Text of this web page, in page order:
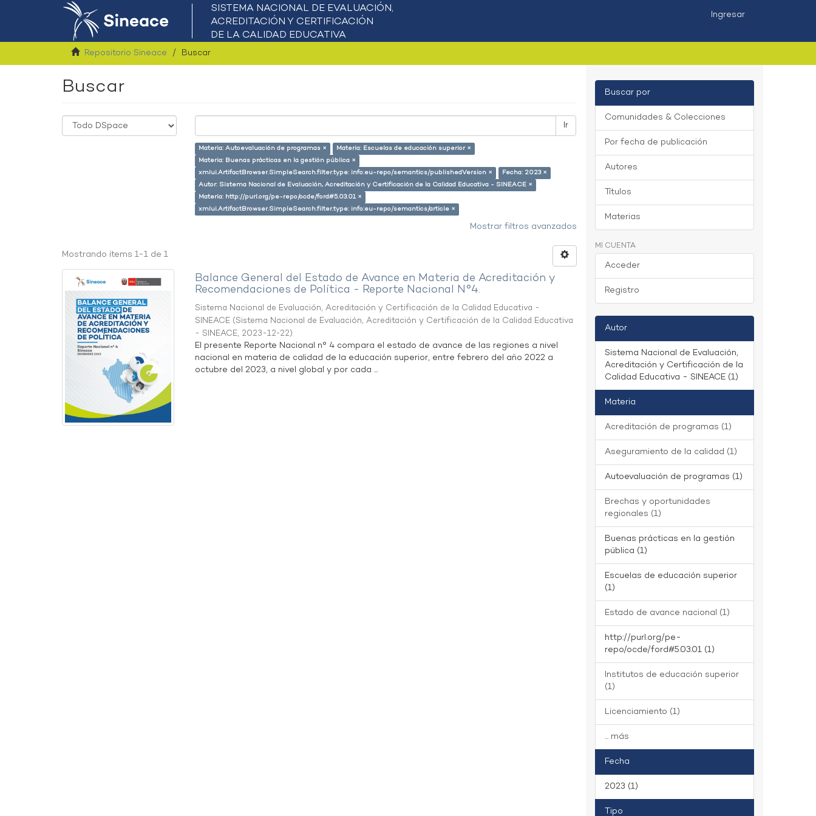
Ingresar
Repositorio Sineace Buscar
Buscar
Ir
Materia: Autoevaluación de programas ×
Materia: Escuelas de educación superior ×
Materia: Buenas prácticas en la gestión pública ×
xmlui.ArtifactBrowser.SimpleSearch.filter.type: info:eu-repo/semantics/publishedVersion ×
Fecha: 2023 ×
Autor: Sistema Nacional de Evaluación, Acreditación y Certificación de la Calidad Educativa - SINEACE ×
Materia: http://purl.org/pe-repo/ocde/ford#5.03.01 ×
xmlui.ArtifactBrowser.SimpleSearch.filter.type: info:eu-repo/semantics/article ×
Mostrar filtros avanzados
Mostrando ítems 1-1 de 1
Balance General del Estado de Avance en Materia de Acreditación y
Recomendaciones de Política - Reporte Nacional N°4.
Sistema Nacional de Evaluación, Acreditación y Certificación de la Calidad Educativa -
SINEACE (Sistema Nacional de Evaluación, Acreditación y Certificación de la Calidad Educativa
- SINEACE, 2023-12-22)
El presente Reporte Nacional n° 4 compara el estado de avance de las regiones a nivel
nacional en materia de calidad de la educación superior, entre febrero del año 2022 a
octubre del 2023, a nivel global y por cada ...
Buscar por
Comunidades & Colecciones
Por fecha de publicación
Autores
Títulos
Materias
MI CUENTA
Acceder
Registro
Autor
Sistema Nacional de Evaluación,
Acreditación y Certificación de la
Calidad Educativa - SINEACE (1)
Materia
Acreditación de programas (1)
Aseguramiento de la calidad (1)
Autoevaluación de programas (1)
Brechas y oportunidades
regionales (1)
Buenas prácticas en la gestión
pública (1)
Escuelas de educación superior
(1)
Estado de avance nacional (1)
http://purl.org/pe-
repo/ocde/ford#5.03.01 (1)
Institutos de educación superior
(1)
Licenciamiento (1)
... más
Fecha
2023 (1)
Tipo